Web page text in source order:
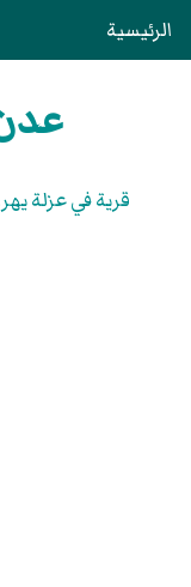
الرئيسية
قرية في عزلة